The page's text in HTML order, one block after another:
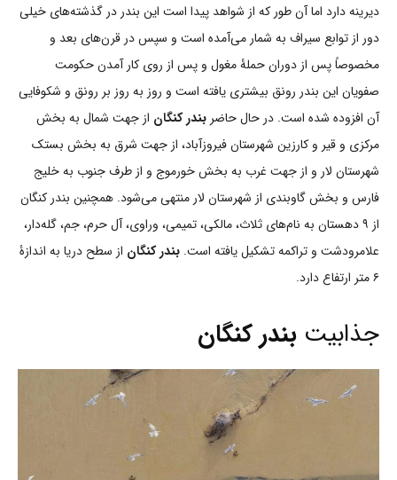
دیرینه دارد اما آن طور که از شواهد پیدا است این بندر در گذشته‌های خیلی
دور از توابع سیراف به شمار می‌آمده است و سپس در قرن‌های بعد و
مخصوصاً پس از دوران حملۀ مغول و پس از روی کار آمدن حکومت
صفویان این بندر رونق بیشتری یافته است و روز به روز بر رونق و شکوفایی
آن افزوده شده است. در حال حاضر بندر کنگان از جهت شمال به بخش
مرکزی و قیر و کارزین شهرستان فیروزآباد، از جهت شرق به بخش بستک
شهرستان لار و از جهت غرب به بخش خورموج و از طرف جنوب به خلیج
فارس و بخش گاوبندی از شهرستان لار منتهی می‌شود. همچنین بندر کنگان
از ۹ دهستان به نام‌های ثلاث، مالکی، تمیمی، وراوی، آل حرم، جم، گله‌دار،
علامرودشت و تراکمه تشکیل یافته است. بندر کنگان از سطح دریا به اندازۀ
۶ متر ارتفاع دارد.
جذابیت بندر کنگان